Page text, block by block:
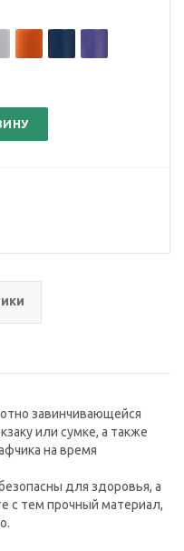
завинчивающейся
или сумке, а также
на время
для здоровья, а
с тем прочный материал,